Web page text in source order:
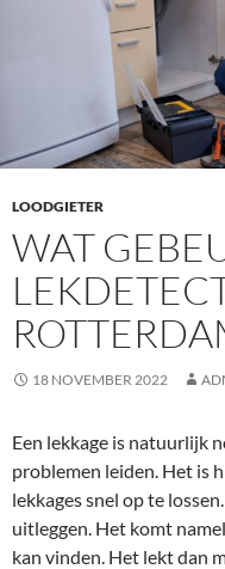
LOODGIETER
WAT
18 NOVEMBER 2022
Een lekkage is natuurlijk
problemen leiden. Het is
lekkages snel op te
uitleggen. Het komt
kan vinden. Het lekt dan